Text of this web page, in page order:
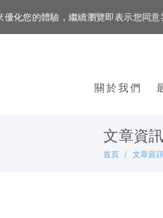
優化您的體驗，繼續瀏覽即表示您同
關於我們
文章資訊
首頁 文章資